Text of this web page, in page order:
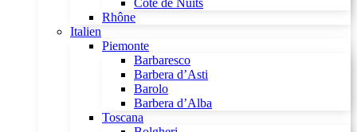
Côte de Nuits
Rhône
Italien
Piemonte
Barbaresco
Barbera d’Asti
Barolo
Barbera d’Alba
Toscana